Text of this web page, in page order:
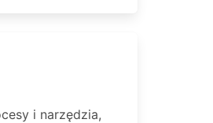
i narzędzia,